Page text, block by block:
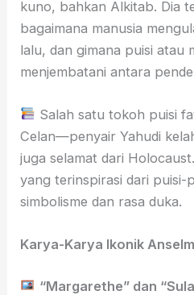
kuno, bahkan Alkitab. Dia
bagaimana manusia
lalu, dan gimana puisi atau
menjembatani antara
Salah satu tokoh puisi
Celan—penyair Yahudi
juga selamat dari
yang terinspirasi dari puisi-
simbolisme dan rasa duka.
Karya-Karya Ikonik
“Margarethe” dan